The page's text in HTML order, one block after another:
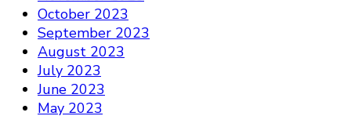
October 2023
September 2023
August 2023
July 2023
June 2023
May 2023